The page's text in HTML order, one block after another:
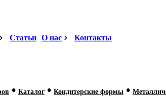
Статьи О нас Контакты
• Каталог • Кондитерские формы •